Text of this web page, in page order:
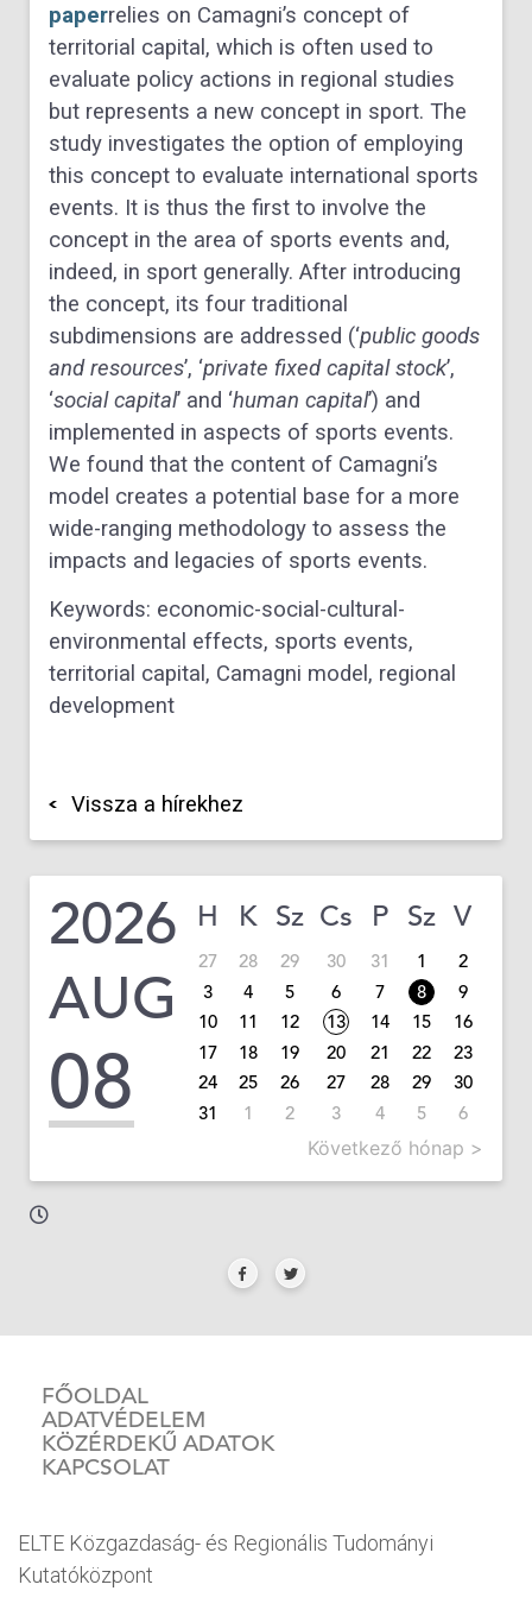
paperrelies on Camagni’s concept of
territorial capital, which is often used to
evaluate policy actions in regional studies
but represents a new concept in sport. The
study investigates the option of employing
this concept to evaluate international sports
events. It is thus the first to involve the
concept in the area of sports events and,
indeed, in sport generally. After introducing
the concept, its four traditional
subdimensions are addressed (‘public goods
and resources’, ‘private fixed capital stock’,
‘social capital’ and ‘human capital’) and
implemented in aspects of sports events.
We found that the content of Camagni’s
model creates a potential base for a more
wide-ranging methodology to assess the
impacts and legacies of sports events.
Keywords: economic-social-cultural-
environmental effects, sports events,
territorial capital, Camagni model, regional
development
Vissza a hírekhez
2026
AUG
08
H K Sz Cs P Sz V
27 28 29 30 31 1
2
3
4 5 6 7 8
9
10
11 12 13 14 15
16
17
18 19 20 21 22
23
24
25 26 27 28 29
30
31
1 2 3 4 5 6
Következő hónap >
FŐOLDAL
ADATVÉDELEM
KÖZÉRDEKŰ ADATOK
KAPCSOLAT
ELTE Közgazdaság- és Regionális Tudományi
Kutatóközpont